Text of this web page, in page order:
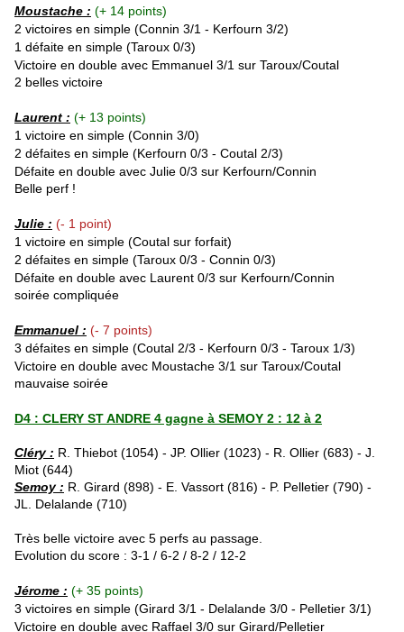
Moustache : (+ 14 points)
2 victoires en simple (Connin 3/1 - Kerfourn 3/2)
1 défaite en simple (Taroux 0/3)
Victoire en double avec Emmanuel 3/1 sur Taroux/Coutal
2 belles victoire
Laurent : (+ 13 points)
1 victoire en simple (Connin 3/0)
2 défaites en simple (Kerfourn 0/3 - Coutal 2/3)
Défaite en double avec Julie 0/3 sur Kerfourn/Connin
Belle perf !
Julie : (- 1 point)
1 victoire en simple (Coutal sur forfait)
2 défaites en simple (Taroux 0/3 - Connin 0/3)
Défaite en double avec Laurent 0/3 sur Kerfourn/Connin
soirée compliquée
Emmanuel : (- 7 points)
3 défaites en simple (Coutal 2/3 - Kerfourn 0/3 - Taroux 1/3)
Victoire en double avec Moustache 3/1 sur Taroux/Coutal
mauvaise soirée
D4 : CLERY ST ANDRE 4 gagne à SEMOY 2 : 12 à 2
Cléry : R. Thiebot (1054) - JP. Ollier (1023) - R. Ollier (683) - J.
Miot (644)
Semoy : R. Girard (898) - E. Vassort (816) - P. Pelletier (790) -
JL. Delalande (710)
Très belle victoire avec 5 perfs au passage.
Evolution du score : 3-1 / 6-2 / 8-2 / 12-2
Jérome : (+ 35 points)
3 victoires en simple (Girard 3/1 - Delalande 3/0 - Pelletier 3/1)
Victoire en double avec Raffael 3/0 sur Girard/Pelletier